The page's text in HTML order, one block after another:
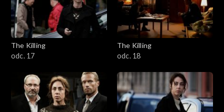
The Killing
odc. 17
The Killing
odc. 18